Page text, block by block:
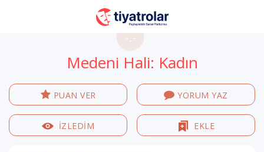
-.-
Medeni Hali: Kadın
PUAN VER YORUM YAZ
İZLEDİM EKLE